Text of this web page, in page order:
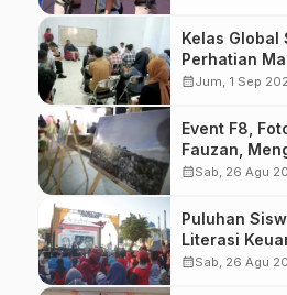
Kelas Global
Perhatian
calendar_monthJum, 1 Sep
Event F8,
Fauzan,
Masyarakat
calendar_monthSab, 26 Agu
Puluhan
Literasi
F8 Makassar
calendar_monthSab, 26 Agu